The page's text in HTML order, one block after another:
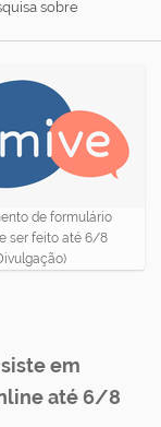
de formulário
ser feito até 6/8
em
até 6/8